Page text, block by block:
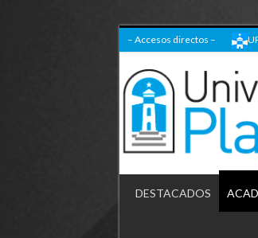
– Accesos directos –
DESTACADOS